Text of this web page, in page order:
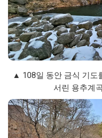
▲ 108일 동안 금식 기도
서린 용추계